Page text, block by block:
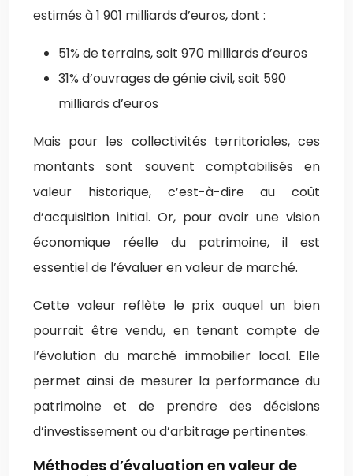
estimés à 1 901 milliards d’euros, dont :
51% de terrains, soit 970 milliards d’euros
31% d’ouvrages de génie civil, soit 590
milliards d’euros
Mais pour les collectivités territoriales, ces
montants sont souvent comptabilisés en
valeur historique, c’est-à-dire au coût
d’acquisition initial. Or, pour avoir une vision
économique réelle du patrimoine, il est
essentiel de l’évaluer en valeur de marché.
Cette valeur reflète le prix auquel un bien
pourrait être vendu, en tenant compte de
l’évolution du marché immobilier local. Elle
permet ainsi de mesurer la performance du
patrimoine et de prendre des décisions
d’investissement ou d’arbitrage pertinentes.
Méthodes d’évaluation en valeur de